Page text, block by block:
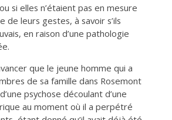
si elles n’étaient pas en mesure
de leurs gestes, à savoir s’ils
en raison d’une pathologie
que le jeune homme qui a
de sa famille dans Rosemont
psychose découlant d’une
au moment où il a perpétré